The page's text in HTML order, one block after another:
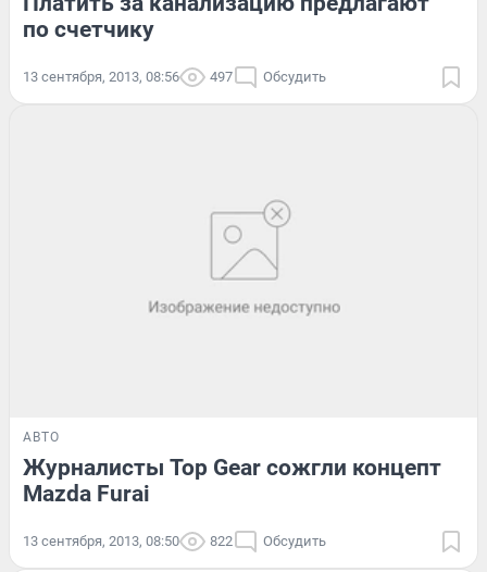
по счетчику
13 сентября, 2013, 08:56 497 Обсудить
АВТО
Журналисты Top Gear сожгли концепт
Mazda Furai
13 сентября, 2013, 08:50 822 Обсудить